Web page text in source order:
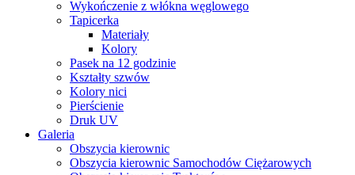
Wykończenie z włókna węglowego
Tapicerka
Materiały
Kolory
Pasek na 12 godzinie
Kształty szwów
Kolory nici
Pierścienie
Druk UV
Galeria
Obszycia kierownic
Obszycia kierownic Samochodów Ciężarowych